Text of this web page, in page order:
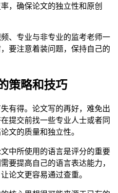
，确保论文的独立性和原创
、专业与非专业的监考老师一
要注意着装问题，保持自己的
策略和技巧
有得。论文写的再好，难免出
提交前找一些专业人士或者同
文的质量和独立性。
中所使用的语言是评分的重要
要提高自己的语言表达能力，
论文更容易通过查重。